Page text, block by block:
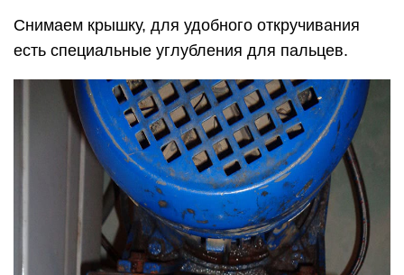
Снимаем крышку, для удобного откручивания
есть специальные углубления для пальцев.